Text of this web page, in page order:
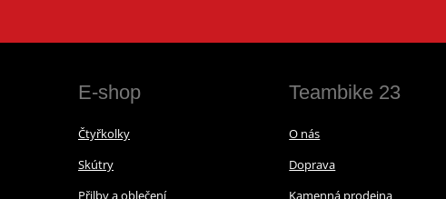
E-shop
Čtyřkolky
Skútry
Přilby a oblečení
Teambike 23
O nás
Doprava
Kamenná prodejna